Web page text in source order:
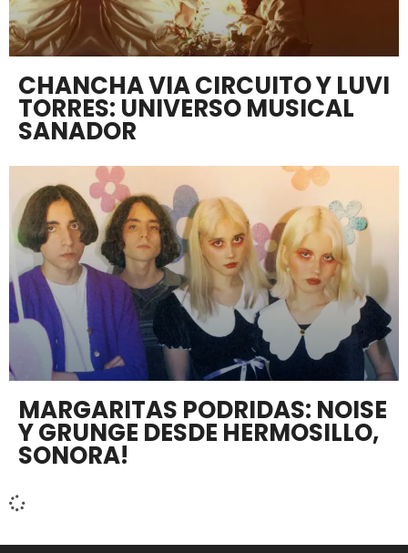
CHANCHA VIA CIRCUITO Y LUVI
TORRES: UNIVERSO MUSICAL
SANADOR
MARGARITAS PODRIDAS: NOISE
Y GRUNGE DESDE HERMOSILLO,
SONORA!